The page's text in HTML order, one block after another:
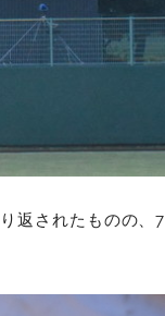
返されたものの、7